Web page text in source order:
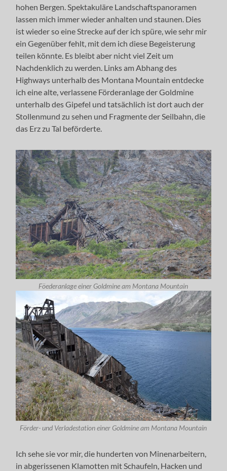
hohen Bergen. Spektakuläre Landschaftspanoramen
lassen mich immer wieder anhalten und staunen. Dies
ist wieder so eine Strecke auf der ich spüre, wie sehr mir
ein Gegenüber fehlt, mit dem ich diese Begeisterung
teilen könnte. Es bleibt aber nicht viel Zeit um
Nachdenklich zu werden. Links am Abhang des
Highways unterhalb des Montana Mountain entdecke
ich eine alte, verlassene Förderanlage der Goldmine
unterhalb des Gipefel und tatsächlich ist dort auch der
Stollenmund zu sehen und Fragmente der Seilbahn, die
das Erz zu Tal beförderte.
Föederanlage einer Goldmine am Montana Mountain
Förder- und Verladestation einer Goldmine am Montana Mountain
Ich sehe sie vor mir, die hunderten von Minenarbeitern,
in abgerissenen Klamotten mit Schaufeln, Hacken und